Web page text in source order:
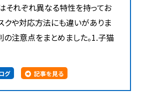
それぞれ異なる特性を持ってお
クや対応方法にも違いがありま
の注意点をまとめました。1.子猫
グ 記事を見る